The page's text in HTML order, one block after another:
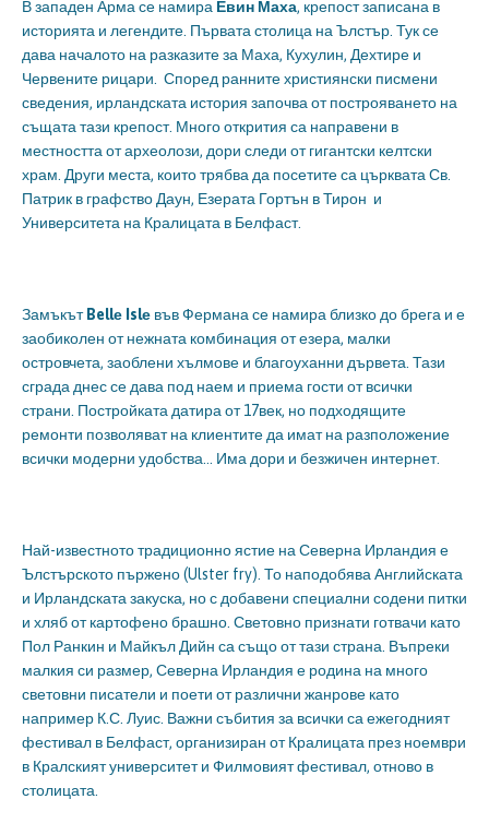
В западен Арма се намира Евин Маха, крепост записана в
историята и легендите. Първата столица на Ълстър. Тук се
дава началото на разказите за Маха, Кухулин, Дехтире и
Червените рицари. Според ранните християнски писмени
сведения, ирландската история започва от построяването на
същата тази крепост. Много открития са направени в
местността от археолози, дори следи от гигантски келтски
храм. Други места, които трябва да посетите са църквата Св.
Патрик в графство Даун, Езерата Гортън в Тирон и
Университета на Кралицата в Белфаст.
Замъкът Bellе Islе във Фермана се намира близко до брега и е
заобиколен от нежната комбинация от езера, малки
островчета, заоблени хълмове и благоуханни дървета. Тази
сграда днес се дава под наем и приема гости от всички
страни. Постройката датира от 17век, но подходящите
ремонти позволяват на клиентите да имат на разположение
всички модерни удобства… Има дори и безжичен интернет.
Най-известното традиционно ястие на Северна Ирландия е
Ълстърското пържено (Ulster fry). То наподобява Английската
и Ирландската закуска, но с добавени специални содени питки
и хляб от картофено брашно. Световно признати готвачи като
Пол Ранкин и Майкъл Дийн са също от тази страна. Въпреки
малкия си размер, Северна Ирландия е родина на много
световни писатели и поети от различни жанрове като
например К.С. Луис. Важни събития за всички са ежегодният
фестивал в Белфаст, организиран от Кралицата през ноември
в Кралският университет и Филмовият фестивал, отново в
столицата.